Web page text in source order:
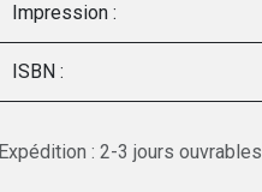
Impression :
ISBN :
Expédition : 2-3 jours ouvrables